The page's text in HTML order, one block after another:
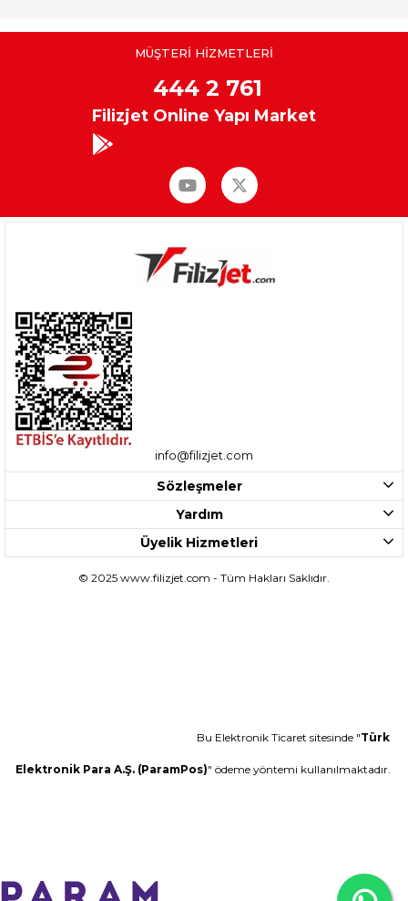
MÜŞTERİ HİZMETLERİ
444 2 761
Filizjet Online Yapı Market
info@filizjet.com
Sözleşmeler
Yardım
Üyelik Hizmetleri
© 2025 www.filizjet.com - Tüm Hakları Saklıdır.
Bu Elektronik Ticaret sitesinde "Türk
Elektronik Para A.Ş. (ParamPos)" ödeme yöntemi kullanılmaktadır.